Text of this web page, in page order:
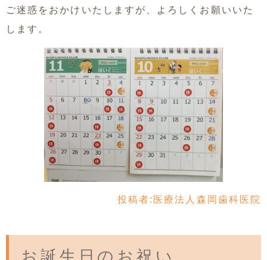
ご迷惑をおかけいたしますが、よろしくお願いいた
します。
投稿者: 医療法人森岡歯科医院
お誕生日のお祝い